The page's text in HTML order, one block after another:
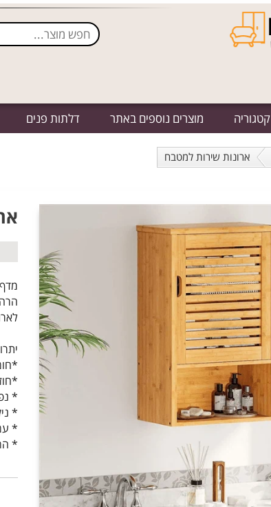
קטגוריה מוצרים נוספים באתר דלתות פנים
ארונות שירות למטבח
*
*
*
*